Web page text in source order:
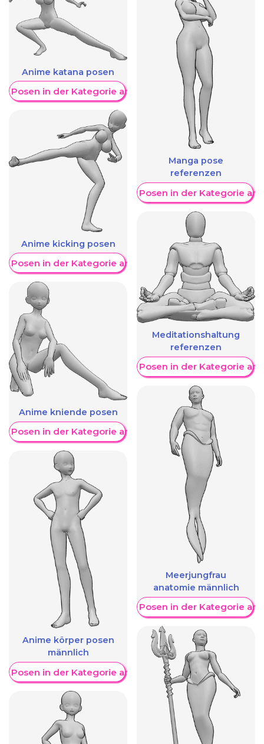
Anime katana posen
Posen in der Kategorie anzeigen
Anime kicking posen
Posen in der Kategorie anzeigen
Anime kniende posen
Posen in der Kategorie anzeigen
Anime körper posen
männlich
Posen in der Kategorie anzeigen
Manga pose
referenzen
Weitere Posen in der Kategorie
Meditationshaltung
referenzen
Weitere Posen in der Kategorie
Meerjungfrau
anatomie männlich
Weitere Posen in der Kategorie